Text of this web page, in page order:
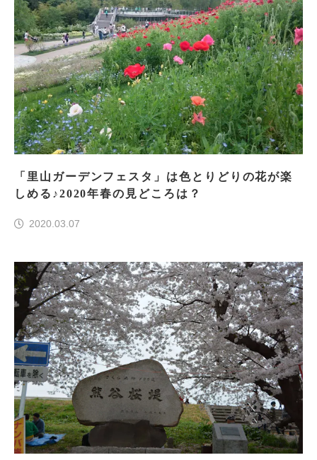
「里山ガーデンフェスタ」は色とりどりの花が楽
しめる♪2020年春の見どころは？
2020.03.07